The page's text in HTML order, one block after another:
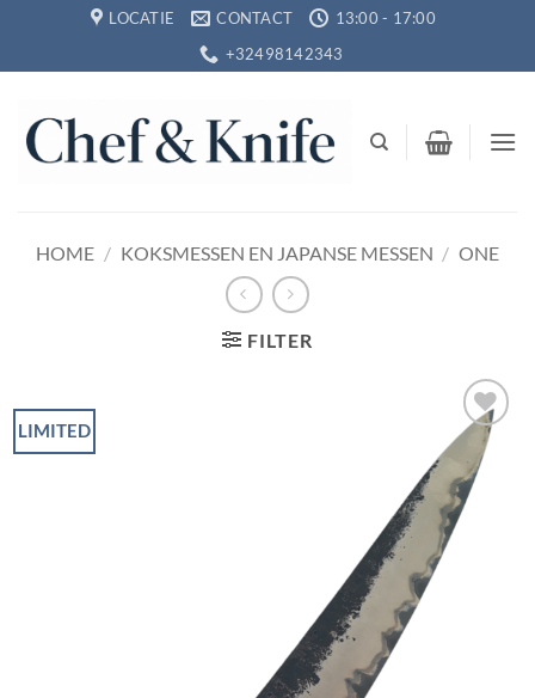
inhoud
LOCATIE CONTACT
13:00 - 17:00
+32498142343
HOME / KOKSMESSEN EN JAPANSE MESSEN / ONE
FILTER
LIMITED
Toevoegen
aan
verlanglijst